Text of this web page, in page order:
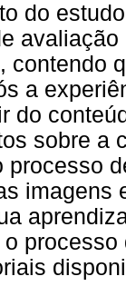
do
contendo
a
do
sobre a
processo
imagens